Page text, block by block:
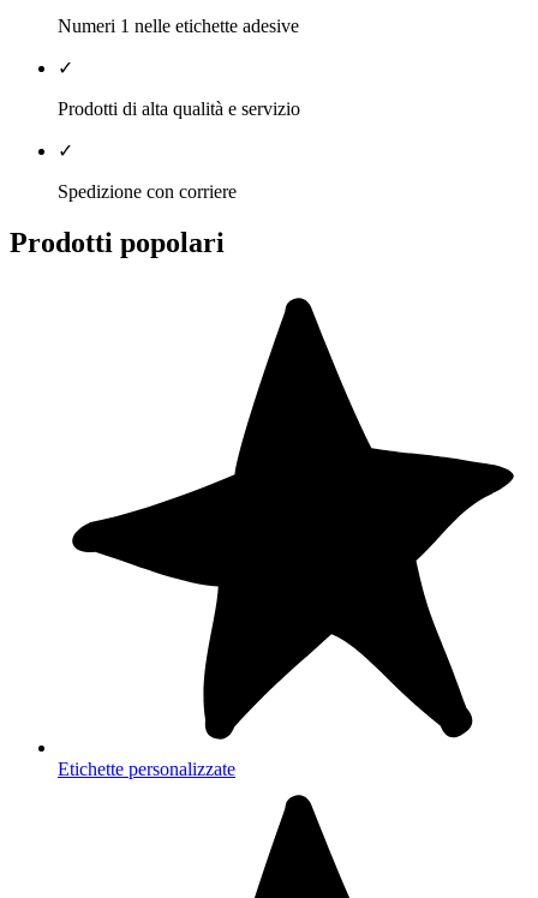
Numeri 1 nelle etichette adesive
✓
Prodotti di alta qualità e servizio
✓
Spedizione con corriere
Prodotti popolari
Etichette personalizzate